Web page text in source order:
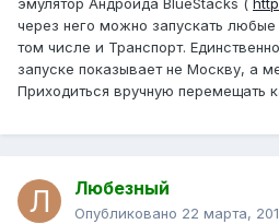
эмулятор Андроида BlueStacks (
через него можно запускать
том числе и Транспорт.
запуске показывает не Москву, а
Приходиться вручную перемещать
Любезный
Опубликовано 22 марта,